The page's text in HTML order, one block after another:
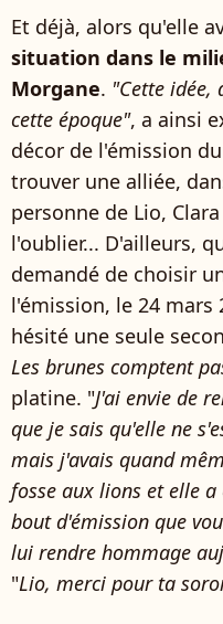
Et déjà, alors qu'elle
situation dans le
Morgane. "Cette idée,
cette époque", a ainsi
décor de l'émission
trouver une alliée,
personne de Lio,
l'oublier... D'ailleurs,
demandé de choisir
l'émission, le 24 mars
hésité une seule
Les brunes comptent
platine. "J'ai envie de
que je sais qu'elle ne
mais j'avais quand
fosse aux lions et elle
bout d'émission que
lui rendre hommage
"Lio, merci pour ta